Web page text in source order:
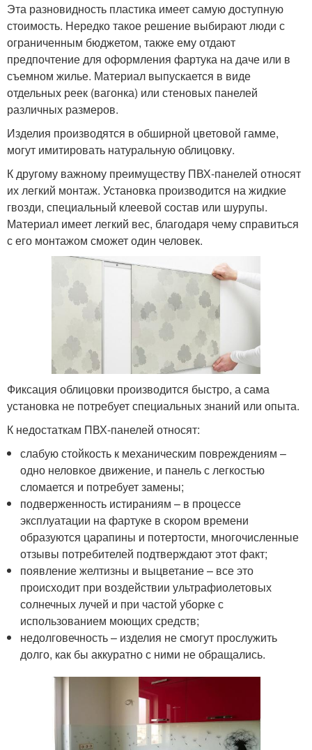
Эта разновидность пластика имеет самую доступную
стоимость. Нередко такое решение выбирают люди с
ограниченным бюджетом, также ему отдают
предпочтение для оформления фартука на даче или в
съемном жилье. Материал выпускается в виде
отдельных реек (вагонка) или стеновых панелей
различных размеров.
Изделия производятся в обширной цветовой гамме,
могут имитировать натуральную облицовку.
К другому важному преимуществу ПВХ-панелей относят
их легкий монтаж. Установка производится на жидкие
гвозди, специальный клеевой состав или шурупы.
Материал имеет легкий вес, благодаря чему справиться
с его монтажом сможет один человек.
Фиксация облицовки производится быстро, а сама
установка не потребует специальных знаний или опыта.
К недостаткам ПВХ-панелей относят:
слабую стойкость к механическим повреждениям –
одно неловкое движение, и панель с легкостью
сломается и потребует замены;
подверженность истираниям – в процессе
эксплуатации на фартуке в скором времени
образуются царапины и потертости, многочисленные
отзывы потребителей подтверждают этот факт;
появление желтизны и выцветание – все это
происходит при воздействии ультрафиолетовых
солнечных лучей и при частой уборке с
использованием моющих средств;
недолговечность – изделия не смогут прослужить
долго, как бы аккуратно с ними не обращались.